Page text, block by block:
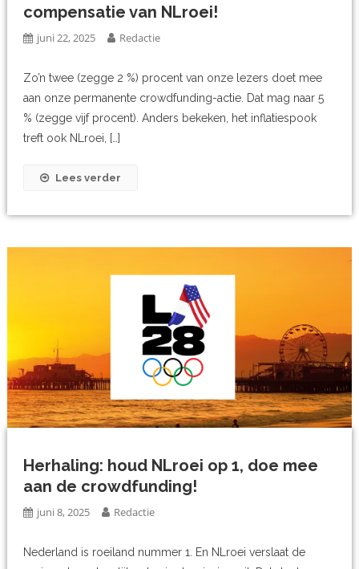
compensatie van NLroei!
juni 22, 2025 Redactie
Zo’n twee (zegge 2 %) procent van onze lezers doet mee
aan onze permanente crowdfunding-actie. Dat mag naar 5
% (zegge vijf procent). Anders bekeken, het inflatiespook
treft ook NLroei, […]
Lees verder
Herhaling: houd NLroei op 1, doe mee
aan de crowdfunding!
juni 8, 2025 Redactie
Nederland is roeiland nummer 1. En NLroei verslaat de